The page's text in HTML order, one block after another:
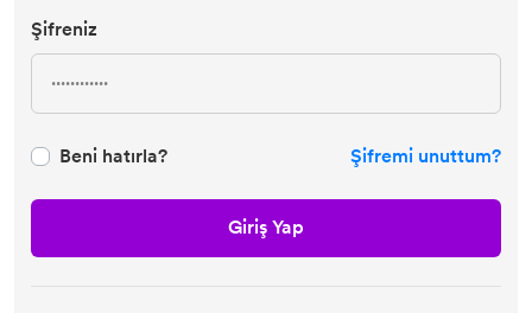
Şifreniz
Beni hatırla? Şifremi unuttum?
Giriş Yap